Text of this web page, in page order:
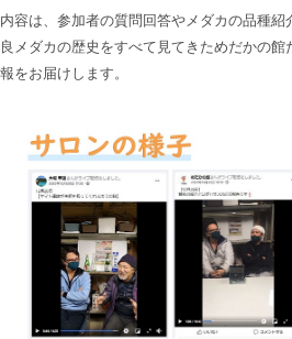
内容は、参加者の質問回答やメダカの品種
良メダカの歴史をすべて見てきためだかの
報をお届けします。